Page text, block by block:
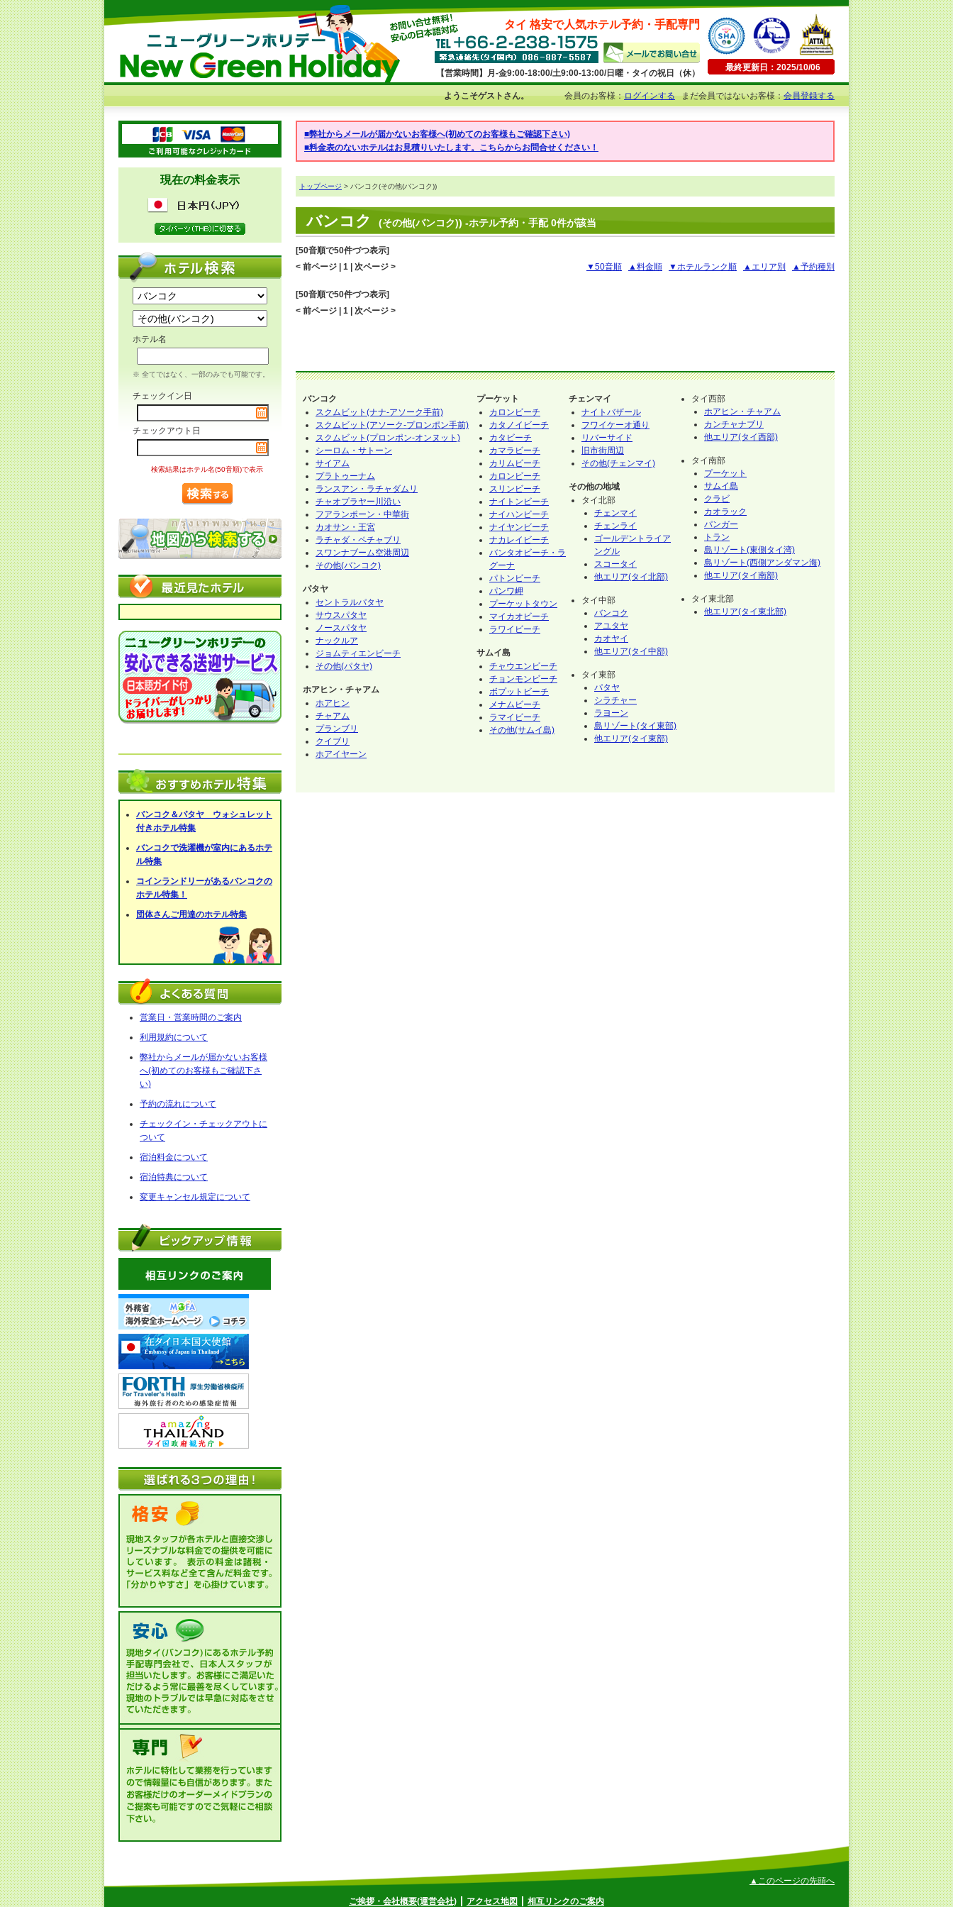
タイ 格安で人気ホテル予約・手配専門
【営業時間】月-金9:00-18:00/土9:00-13:00/日曜・タイの祝日（休）
最終更新日：2025/10/06
ようこそゲストさん。 会員のお客様：ログインするまだ会員ではないお客様：会員登録する
現在の料金表示
ホテル名
※ 全てではなく、一部のみでも可能です。
チェックイン日
チェックアウト日
検索結果はホテル名(50音順)で表示
バンコク＆パタヤ ウォシュレット
付きホテル特集
バンコクで洗濯機が室内にあるホテ
ル特集
コインランドリーがあるバンコクの
ホテル特集！
団体さんご用達のホテル特集
営業日・営業時間のご案内
利用規約について
弊社からメールが届かないお客様
へ(初めてのお客様もご確認下さ
い)
予約の流れについて
チェックイン・チェックアウトに
ついて
宿泊料金について
宿泊特典について
変更キャンセル規定について
■弊社からメールが届かないお客様へ(初めてのお客様もご確認下さい)
■料金表のないホテルはお見積りいたします。こちらからお問合せください！
トップページ > バンコク(その他(バンコク))
バンコク (その他(バンコク)) -ホテル予約・手配 0件が該当
[50音順で50件づつ表示]
< 前ページ | 1 | 次ページ >
▼50音順 ▲料金順 ▼ホテルランク順 ▲エリア別 ▲予約種別
[50音順で50件づつ表示]
< 前ページ | 1 | 次ページ >
バンコク
スクムビット(ナナ-アソーク手前)
スクムビット(アソーク-プロンポン手前)
スクムビット(プロンポン-オンヌット)
シーロム・サトーン
サイアム
プラトゥーナム
ランスアン・ラチャダムリ
チャオプラヤー川沿い
フアランポーン・中華街
カオサン・王宮
ラチャダ・ペチャブリ
スワンナブーム空港周辺
その他(バンコク)
パタヤ
セントラルパタヤ
サウスパタヤ
ノースパタヤ
ナックルア
ジョムティエンビーチ
その他(パタヤ)
ホアヒン・チャアム
ホアヒン
チャアム
プランブリ
クイブリ
ホアイヤーン
プーケット
カロンビーチ
カタノイビーチ
カタビーチ
カマラビーチ
カリムビーチ
カロンビーチ
スリンビーチ
ナイトンビーチ
ナイハンビーチ
ナイヤンビーチ
ナカレイビーチ
バンタオビーチ・ラ
グーナ
パトンビーチ
パンワ岬
プーケットタウン
マイカオビーチ
ラワイビーチ
サムイ島
チャウエンビーチ
チョンモンビーチ
ボプットビーチ
メナムビーチ
ラマイビーチ
その他(サムイ島)
チェンマイ
ナイトバザール
フワイケーオ通り
リバーサイド
旧市街周辺
その他(チェンマイ)
その他の地域
タイ北部
チェンマイ
チェンライ
ゴールデントライア
ングル
スコータイ
他エリア(タイ北部)
タイ中部
バンコク
アユタヤ
カオヤイ
他エリア(タイ中部)
タイ東部
パタヤ
シラチャー
ラヨーン
島リゾート(タイ東部)
他エリア(タイ東部)
タイ西部
ホアヒン・チャアム
カンチャナブリ
他エリア(タイ西部)
タイ南部
プーケット
サムイ島
クラビ
カオラック
パンガー
トラン
島リゾート(東側タイ湾)
島リゾート(西側アンダマン海)
他エリア(タイ南部)
タイ東北部
他エリア(タイ東北部)
▲このページの先頭へ
ご挨拶・会社概要(運営会社) アクセス地図 相互リンクのご案内